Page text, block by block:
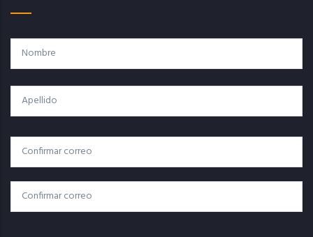
Nombre
Apellido
Correo
Electrónico
Correo Electrónico
Confirmar Correo